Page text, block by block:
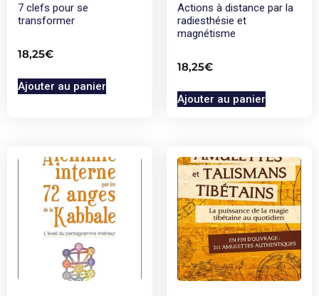
7 clefs pour se
transformer
18,25€
Ajouter au panier
Actions à distance par la
radiesthésie et
magnétisme
18,25€
Ajouter au panier